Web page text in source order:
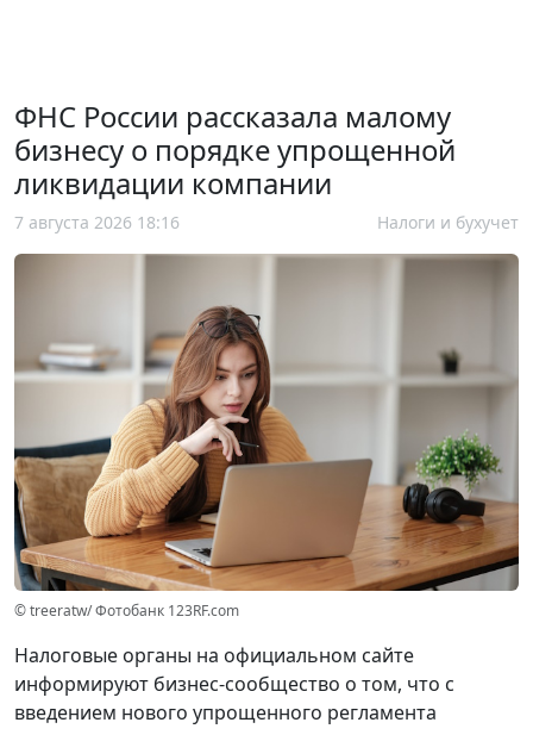
ФНС России рассказала малому
бизнесу о порядке упрощенной
ликвидации компании
7 августа 2026 18:16 Налоги и бухучет
© treeratw/ Фотобанк 123RF.com
Налоговые органы на официальном сайте
информируют бизнес-сообщество о том, что с
введением нового упрощенного регламента